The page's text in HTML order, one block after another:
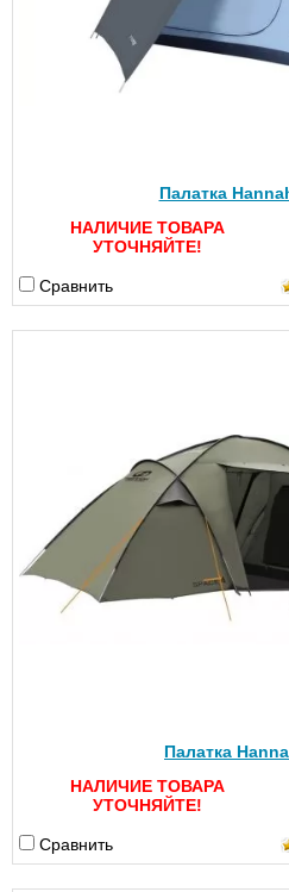
Палатка
НАЛИЧИЕ ТОВАРА
УТОЧНЯЙТЕ!
Сравнить
Палатка
НАЛИЧИЕ ТОВАРА
УТОЧНЯЙТЕ!
Сравнить